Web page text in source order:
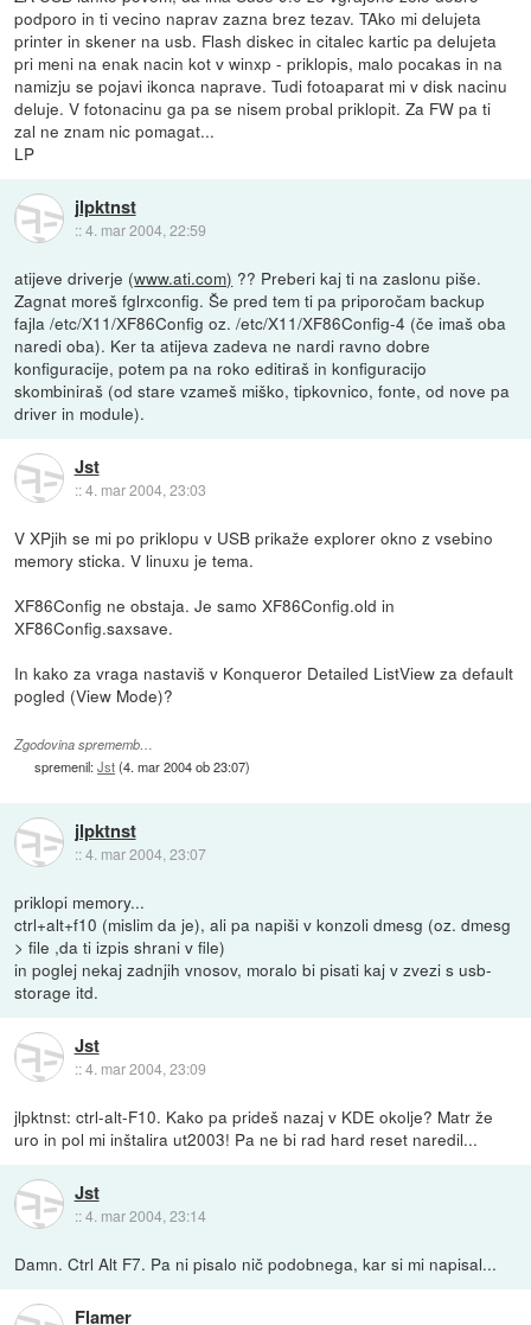
podporo in ti vecino naprav zazna brez tezav. TAko mi delujeta
printer in skener na usb. Flash diskec in citalec kartic pa delujeta
pri meni na enak nacin kot v winxp - priklopis, malo pocakas in na
namizju se pojavi ikonca naprave. Tudi fotoaparat mi v disk nacinu
deluje. V fotonacinu ga pa se nisem probal priklopit. Za FW pa ti
zal ne znam nic pomagat...
LP
jlpktnst
::4. mar 2004, 22:59
atijeve driverje (www.ati.com) ?? Preberi kaj ti na zaslonu piše.
Zagnat moreš fglrxconfig. Še pred tem ti pa priporočam backup
fajla /etc/X11/XF86Config oz. /etc/X11/XF86Config-4 (če imaš oba
naredi oba). Ker ta atijeva zadeva ne nardi ravno dobre
konfiguracije, potem pa na roko editiraš in konfiguracijo
skombiniraš (od stare vzameš miško, tipkovnico, fonte, od nove pa
driver in module).
Jst
::4. mar 2004, 23:03
V XPjih se mi po priklopu v USB prikaže explorer okno z vsebino
memory sticka. V linuxu je tema.
XF86Config ne obstaja. Je samo XF86Config.old in
XF86Config.saxsave.
In kako za vraga nastaviš v Konqueror Detailed ListView za default
pogled (View Mode)?
Zgodovina sprememb…
spremenil:Jst(4. mar 2004 ob 23:07)
jlpktnst
::4. mar 2004, 23:07
priklopi memory...
ctrl+alt+f10 (mislim da je), ali pa napiši v konzoli dmesg (oz. dmesg
> file ,da ti izpis shrani v file)
in poglej nekaj zadnjih vnosov, moralo bi pisati kaj v zvezi s usb-
storage itd.
Jst
::4. mar 2004, 23:09
jlpktnst: ctrl-alt-F10. Kako pa prideš nazaj v KDE okolje? Matr že
uro in pol mi inštalira ut2003! Pa ne bi rad hard reset naredil...
Jst
::4. mar 2004, 23:14
Damn. Ctrl Alt F7. Pa ni pisalo nič podobnega, kar si mi napisal...
Flamer